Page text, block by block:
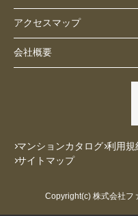
アクセスマップ
会社概要
マンションカタログ 利用規
サイトマップ
Copyright(c) 株式会社フ